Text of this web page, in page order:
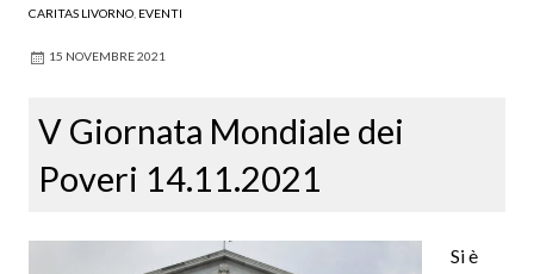
CARITAS LIVORNO, EVENTI
15 NOVEMBRE 2021
V Giornata Mondiale dei
Poveri 14.11.2021
Si è